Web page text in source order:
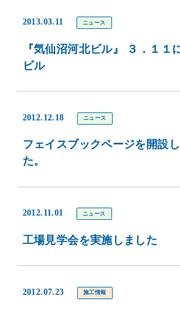
2013.03.11 ニュース
『気仙沼河北ビル』 ３．１１
ビル
2012.12.18 ニュース
フェイスブックページを開設
た。
2012.11.01 ニュース
工場見学会を実施しました
2012.07.23 施工情報